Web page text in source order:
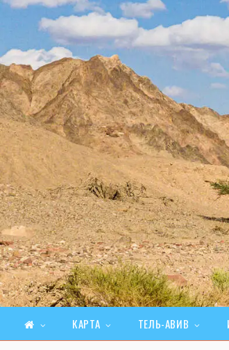
КАРТА ТЕЛЬ-АВИВ